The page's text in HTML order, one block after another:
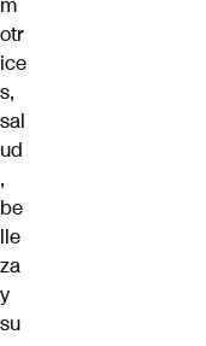
otr
ice
s,
sal
ud
,
be
lle
za
y
su